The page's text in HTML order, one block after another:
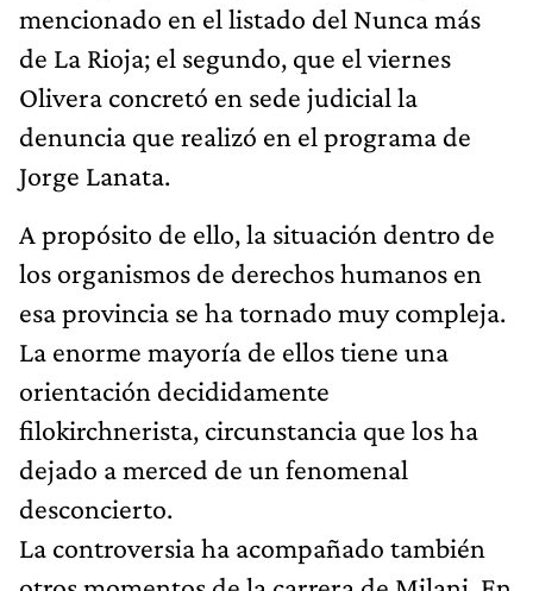
mencionado en el listado del Nunca más
de La Rioja; el segundo, que el viernes
Olivera concretó en sede judicial la
denuncia que realizó en el programa de
Jorge Lanata.
A propósito de ello, la situación dentro de
los organismos de derechos humanos en
esa provincia se ha tornado muy compleja.
La enorme mayoría de ellos tiene una
orientación decididamente
filokirchnerista, circunstancia que los ha
dejado a merced de un fenomenal
desconcierto.
La controversia ha acompañado también